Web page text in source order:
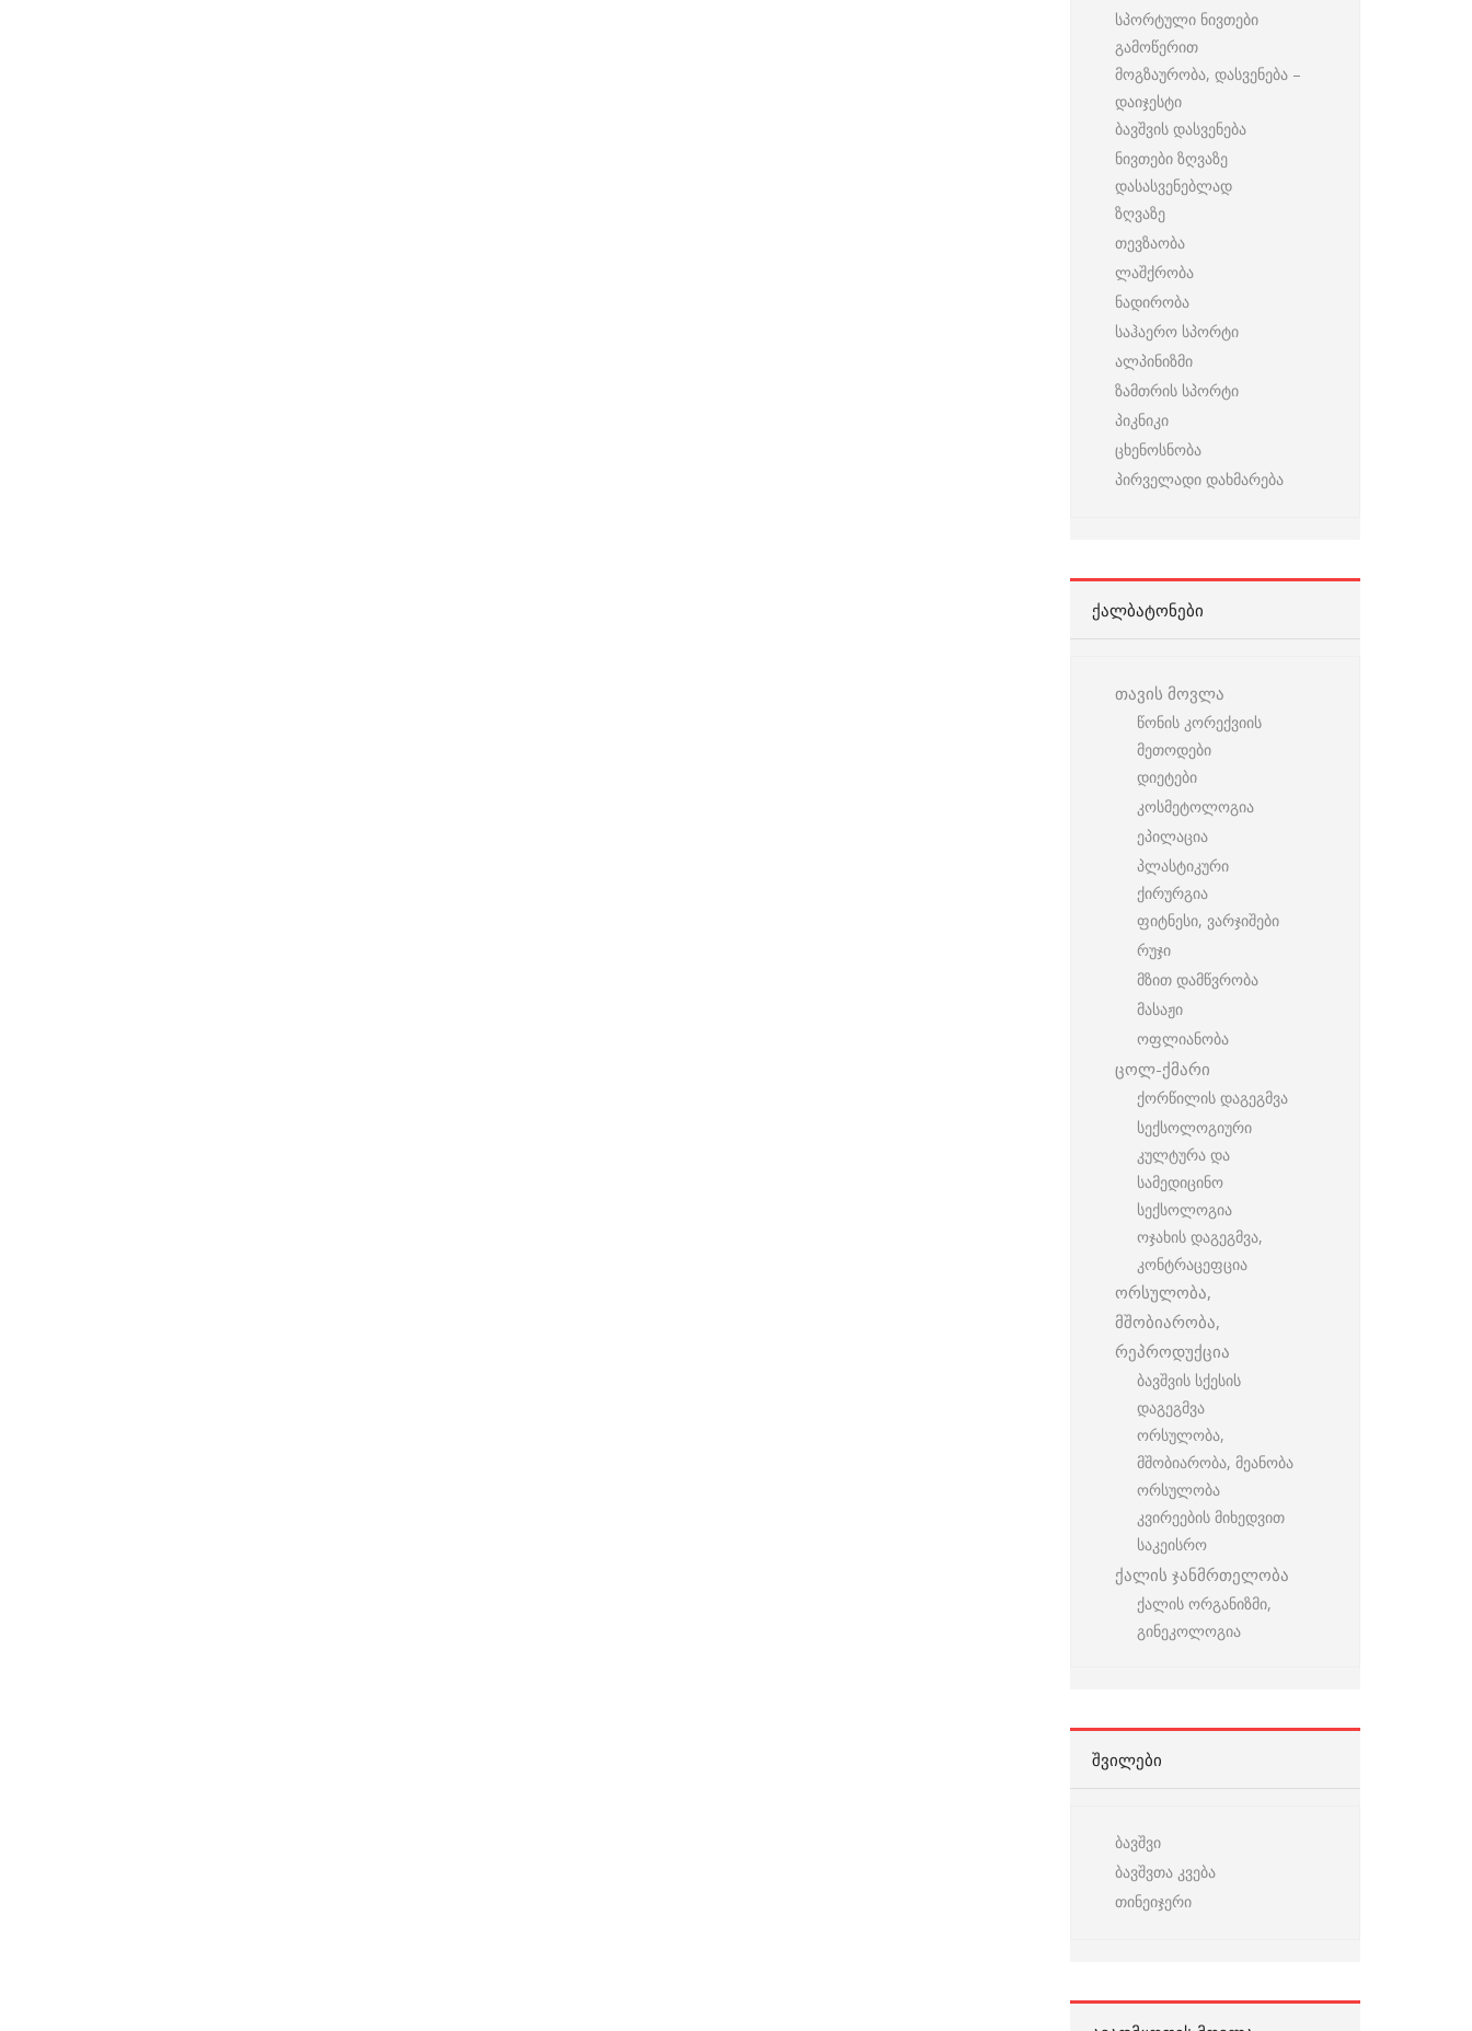
სპორტული ნივთები
გამოწერით
მოგზაურობა, დასვენება –
დაიჯესტი
ბავშვის დასვენება
ნივთები ზღვაზე
დასასვენებლად
ზღვაზე
თევზაობა
ლაშქრობა
ნადირობა
საჰაერო სპორტი
ალპინიზმი
ზამთრის სპორტი
პიკნიკი
ცხენოსნობა
პირველადი დახმარება
ᲥᲐᲚᲑᲐᲢᲝᲜᲔᲑᲘ
თავის მოვლა
წონის კორექვიის
მეთოდები
დიეტები
კოსმეტოლოგია
ეპილაცია
პლასტიკური
ქირურგია
ფიტნესი, ვარჯიშები
რუჯი
მზით დამწვრობა
მასაჟი
ოფლიანობა
ცოლ-ქმარი
ქორწილის დაგეგმვა
სექსოლოგიური
კულტურა და
სამედიცინო
სექსოლოგია
ოჯახის დაგეგმვა,
კონტრაცეფცია
ორსულობა,
მშობიარობა,
რეპროდუქცია
ბავშვის სქესის
დაგეგმვა
ორსულობა,
მშობიარობა, მეანობა
ორსულობა
კვირეების მიხედვით
საკეისრო
ქალის ჯანმრთელობა
ქალის ორგანიზმი,
გინეკოლოგია
ᲨᲕᲘᲚᲔᲑᲘ
ბავშვი
ბავშვთა კვება
თინეიჯერი